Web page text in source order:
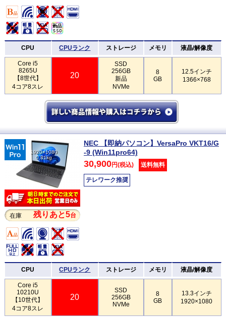
CPU CPUランク ストレージ メモリ 液晶/解像度
Core i5
8265U
【8世代】
4コア8スレ
20
SSD
256GB
新品
NVMe
8
GB
12.5インチ
1366×768
1920×1080
0.81kg
在庫 残りあと5台
NEC 【即納パソコン】VersaPro VKT16/G
-9 (Win11pro64)
30,900円(税込) 送料無料
テレワーク推奨
CPU CPUランク ストレージ メモリ 液晶/解像度
Core i5
10210U
【10世代】
4コア8スレ
20
SSD
256GB
NVMe
8
GB
13.3インチ
1920×1080